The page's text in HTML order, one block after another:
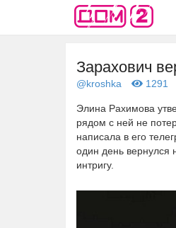
Зарахович
@kroshka 1291
Элина Рахимова
рядом с ней не
написала в его
один день вернулся
интригу.